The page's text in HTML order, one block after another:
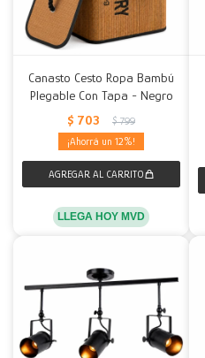
Canasto Cesto Ropa Bambú
Plegable Con Tapa - Negro
$ 703 $ 799
12
LLEGA HOY MVD